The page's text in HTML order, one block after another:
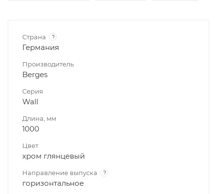
Страна ?
Германия
Производитель
Berges
Серия
Wall
Длина, мм
1000
Цвет
хром глянцевый
Направление выпуска ?
горизонтальное